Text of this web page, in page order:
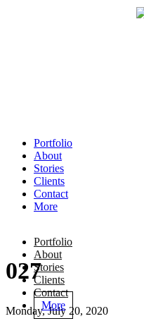
Portfolio
About
Stories
Clients
Contact
More
Portfolio
About
Stories
Clients
Contact
More
027
Monday, July 20, 2020